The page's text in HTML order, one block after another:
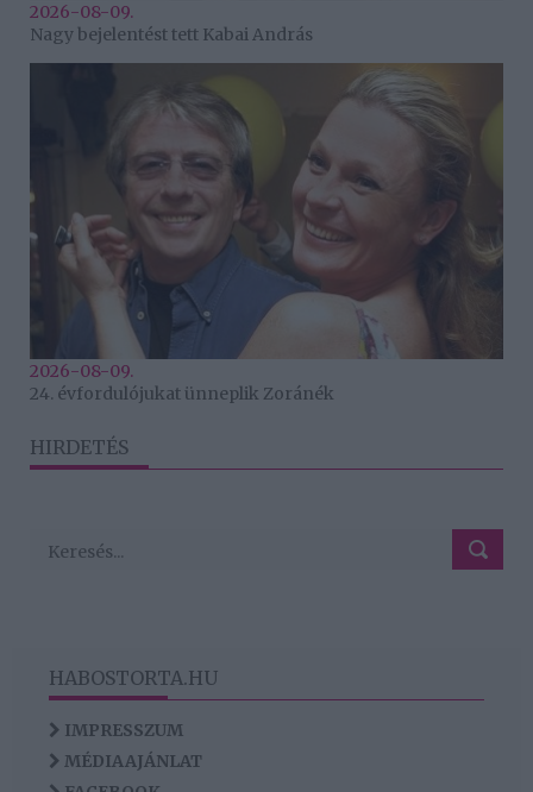
2026-08-09.
Nagy bejelentést tett Kabai András
2026-08-09.
24. évfordulójukat ünneplik Zoránék
HIRDETÉS
HABOSTORTA.HU
IMPRESSZUM
MÉDIAAJÁNLAT